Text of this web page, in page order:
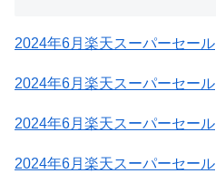
2024年6月楽天スーパーセール
2024年6月楽天スーパーセール
2024年6月楽天スーパーセール
2024年6月楽天スーパーセール